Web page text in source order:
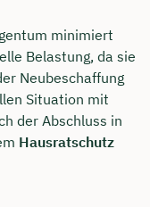
minimiert
Belastung, da sie
Neubeschaffung
Situation mit
der Abschluss in
Hausratschutz